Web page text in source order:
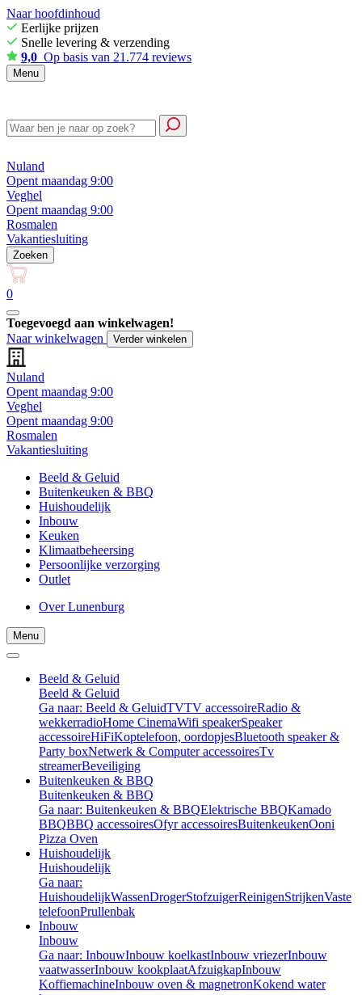
Naar hoofdinhoud
Eerlijke prijzen
Snelle levering & verzending
9,0 Op basis van 21.774 reviews
Menu
Nuland
Opent maandag 9:00
Veghel
Opent maandag 9:00
Rosmalen
Vakantiesluiting
Zoeken
0
Toegevoegd aan winkelwagen!
Naar winkelwagen
Verder winkelen
Nuland
Opent maandag 9:00
Veghel
Opent maandag 9:00
Rosmalen
Vakantiesluiting
Beeld & Geluid
Buitenkeuken & BBQ
Huishoudelijk
Inbouw
Keuken
Klimaatbeheersing
Persoonlijke verzorging
Outlet
Over Lunenburg
Menu
Beeld & Geluid
Beeld & Geluid
Ga naar: Beeld & GeluidTVTV accessoireRadio &
wekkerradioHome CinemaWifi speakerSpeaker
accessoireHiFiKoptelefoon, oordopjesBluetooth speaker &
Party boxNetwerk & Computer accessoiresTv
streamerBeveiliging
Buitenkeuken & BBQ
Buitenkeuken & BBQ
Ga naar: Buitenkeuken & BBQElektrische BBQKamado
BBQBBQ accessoiresOfyr accessoiresBuitenkeukenOoni
Pizza Oven
Huishoudelijk
Huishoudelijk
Ga naar:
HuishoudelijkWassenDrogerStofzuigerReinigenStrijkenVaste
telefoonPrullenbak
Inbouw
Inbouw
Ga naar: InbouwInbouw koelkastInbouw vriezerInbouw
vaatwasserInbouw kookplaatAfzuigkapInbouw
KoffiemachineInbouw oven & magnetronKokend water